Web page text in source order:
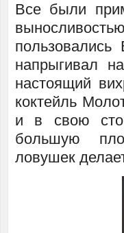
Все были
напрыгивал
настоящий
коктейль
и в свою
большую
ловушек